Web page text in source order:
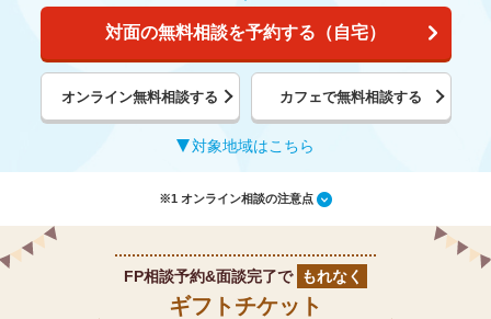
対面の無料相談を予約する（自宅）
オンライン無料相談する カフェで無料相談する
対象地域はこちら
※1 オンライン相談の注意点
FP相談予約&面談完了で もれなく
ギフトチケット